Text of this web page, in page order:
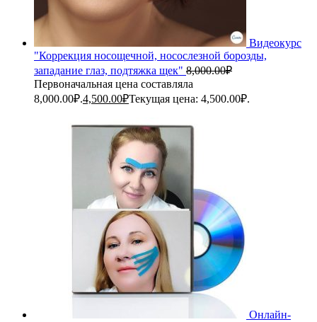
Видеокурс
"Коррекция носощечной, носослезной борозды,
западание глаз, подтяжка щек" 8,000.00₽
Первоначальная цена составляла
8,000.00₽.4,500.00₽Текущая цена: 4,500.00₽.
Онлайн-